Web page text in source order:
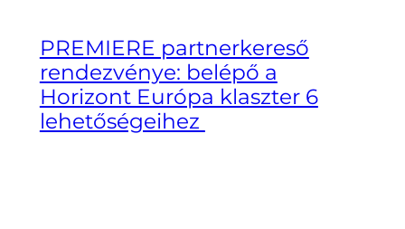
PREMIERE partnerkereső
rendezvénye: belépő a
Horizont Európa klaszter 6
lehetőségeihez